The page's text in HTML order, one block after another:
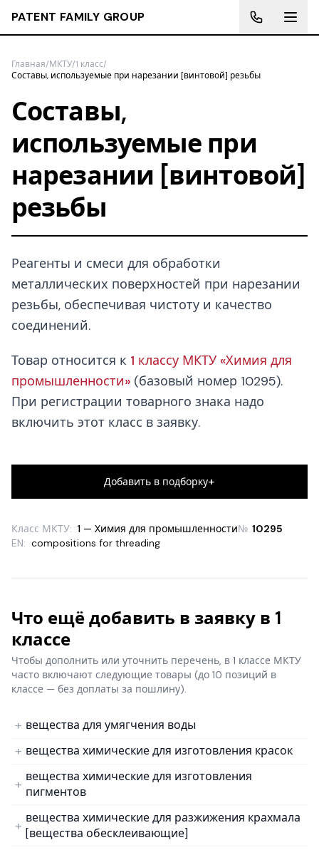
PATENT FAMILY GROUP
Главная/МКТУ/1 класс/
Составы, используемые при нарезании [винтовой] резьбы
Составы,
используемые при
нарезании [винтовой]
резьбы
Реагенты и смеси для обработки
металлических поверхностей при нарезании
резьбы, обеспечивая чистоту и качество
соединений.
Товар относится к 1 классу МКТУ «Химия для
промышленности» (базовый номер 10295).
При регистрации товарного знака надо
включить этот класс в заявку.
Добавить в подборку+
Класс МКТУ: 1 — Химия для промышленности№ 10295
EN: compositions for threading
Что ещё добавить в заявку в 1
классе
Чтобы дополнить или уточнить перечень, в 1 классе МКТУ
часто включают следующие товары (до 10 позиций в
классе — без доплаты за пошлину).
вещества для умягчения воды
вещества химические для изготовления красок
вещества химические для изготовления
пигментов
вещества химические для разжижения крахмала
[вещества обесклеивающие]